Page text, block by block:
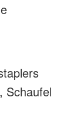
Schaufel